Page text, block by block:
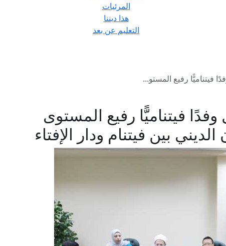
المرئيات
هذا ديننا
التعليم عن بعد
فيتناميًّا رفيع المستو...
فيتناميًّا رفيع المستوى
بين فيتنام ودار الإفتاء